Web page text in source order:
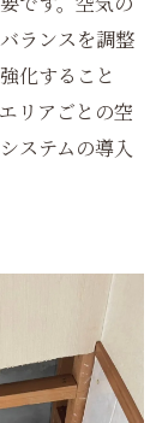
ランスを調整
化すること
リアごとの空
ステムの導入